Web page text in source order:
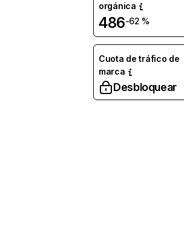
orgánica
486-62 %
Cuota de tráfico de
marca
Desbloquear